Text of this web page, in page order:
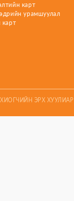
карт
урамшуулал
карт
ЭРХ